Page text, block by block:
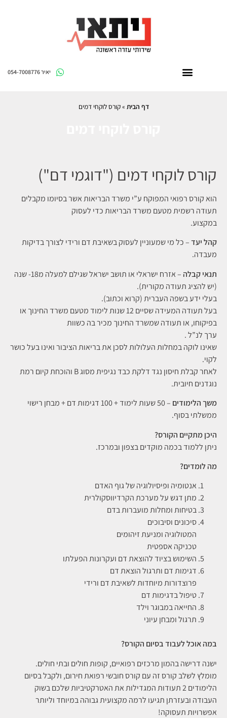
יאיר 054-7008776
דף הבית »קורס לוקחי דמים
קורס לוקחי דמים ("דוגמי דם")
הוא קורס רפואי המפוקח ע”י משרד הבריאות אשר בסיומו מקבלים
תעודה רשמית מטעם משרד הבריאות כדי לעסוק
במקצוע.
קהל יעד– כל מי שמעוניין לעסוק בשאיבת דם ורידי לצורך בדיקות
מעבדה.
תנאי קבלה
– אזרח ישראלי או תושב ישראל שגילם למעלה מ18- שנה
(יש להציג תעודה מקורית).
בעלי ידע בשפה העברית (קרוא וכתוב).
בעל תעודה המעידה שסיים 12 שנות לימוד מטעם משרד החינוך או
בפיקוחו, או תעודה שמשרד החינוך מכיר בה כשוות
ערך לנ”ל .
שאינו לוקה במחלות העלולות לסכן את בריאות הציבור ואינו בעל כושר
לקוי.
לאחר קבלת חיסון נגד דלקת כבד נגיפית מסוג B והוכחת קיום רמת
נוגדנים חיובית.
משך הלימודים
– 50 שעות לימוד + 100 דגימות דם + מבחן רישוי
ממשלתי בסוף.
היכן מתקיים הקורס?
ניתן ללמוד בכמה מוקדים בצפון ובמרכז.
מה לומדים?
אנטומיה ופיסיולוגיה של גוף האדם
מתן דגש על מערכת הקרדיווסקולרית
בטיחות ומחלות מועברות בדם
סיכונים וסיבוכים
המטולוגיה ומניעת זיהומים
טכניקה אספטית
השימוש בציוד להוצאת דם ועקרונות הפעלתו
דגימות דם ותרגול הוצאת דם
פרוצדורות מיוחדות לשאיבת דם ורידי
טיפול בדגימות דם
החייאה במבוגר וילד
תרגול ומבחן עיוני
במה אוכל לעבוד בסיום הקורס?
ישנה דרישה בהמון מרכזים רפואיים, קופות חולים ובתי חולים.
מומלץ לשלב קורס זה עם קורס חובשי רפואת חירום, ולקבל בסיום
הלימודים 2 תעודות המגדילות את האטרקטיביות שלכם בשוק
העבודה ובעזרתן תגיעו לרמה מקצועית גבוהה במיוחד וליותר
אפשרויות תעסוקה!